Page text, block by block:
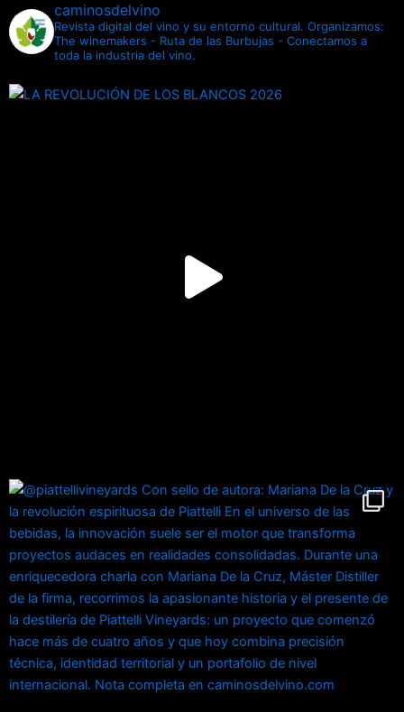
caminosdelvino
Revista digital del vino y su entorno cultural. Organizamos:
The winemakers - Ruta de las Burbujas - Conectamos a
toda la industria del vino.